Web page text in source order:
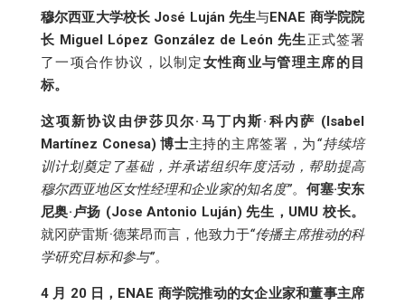
穆尔西亚大学校长 José Luján 先生与ENAE 商学院院
长 Miguel López González de León 先生正式签署
了一项合作协议，以制定女性商业与管理主席的目
标。
这项新协议由伊莎贝尔·马丁内斯·科内萨 (Isabel
Martínez Conesa) 博士主持的主席签署，为“持续培
训计划奠定了基础，并承诺组织年度活动，帮助提高
穆尔西亚地区女性经理和企业家的知名度”。 何塞·安东
尼奥·卢扬 (Jose Antonio Luján) 先生，UMU 校长。
就冈萨雷斯·德莱昂而言，他致力于“传播主席推动的科
学研究目标和参与”。
4 月 20 日，ENAE 商学院推动的女企业家和董事主席